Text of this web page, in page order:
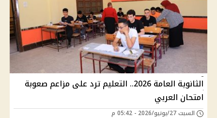
الثانوية العامة 2026.. التعليم ترد على مزاعم صعوبة
امتحان العربي
السبت 27/يونيو/2026 - 05:42 م